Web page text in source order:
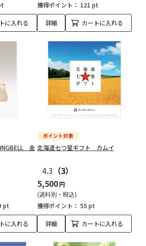
に入れる
獲得ポイント： 121 pt
詳細 カートに入れる
金
pt
に入れる
北海道七つ星ギフト カムイ
4.3 （3）
5,500円
(送料別・税込)
獲得ポイント： 55 pt
詳細 カートに入れる